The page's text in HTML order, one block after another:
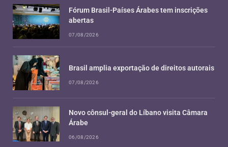
Fórum Brasil-Países Árabes tem inscrições
abertas
07/08/2026
Brasil amplia exportação de direitos autorais
07/08/2026
Novo cônsul-geral do Líbano visita Câmara
Árabe
06/08/2026